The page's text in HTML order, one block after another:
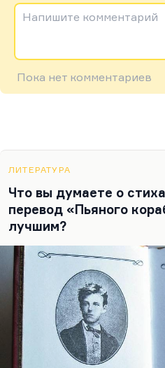
Напишите комментарий
Пока нет комментариев
ЛИТЕРАТУРА
Что вы думаете о
перевод «Пьяного
лучшим?